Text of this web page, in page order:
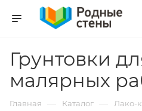
Грунтовки
малярных
Главная — Каталог — Лако-